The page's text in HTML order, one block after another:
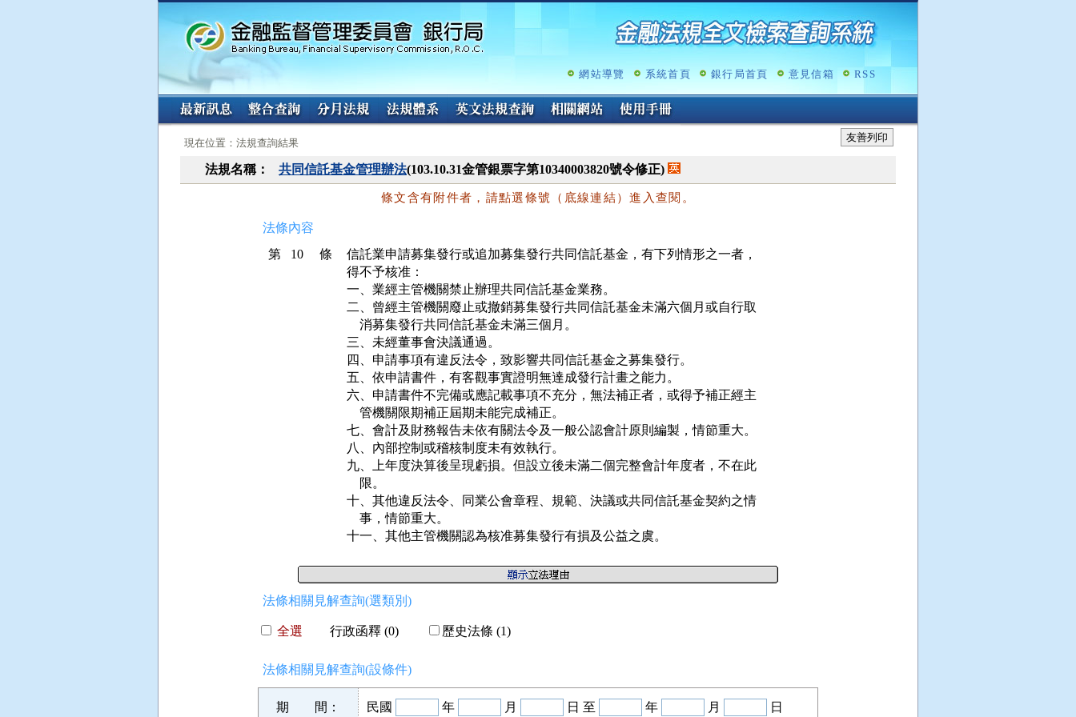
跳
容
網站導覽 系統首頁 銀行局首頁 意見信箱 RSS
:::
現在位置：法規查詢結果 友善列印
法規名稱： 共同信託基金管理辦法(103.10.31金管銀票字第10340003820號令修正)
條文含有附件者，請點選條號（底線連結）進入查閱。
法條內容
第 10 條
信託業申請募集發行或追加募集發行共同信託基金，有下列情形之一者，
得不予核准：
一、業經主管機關禁止辦理共同信託基金業務。
二、曾經主管機關廢止或撤銷募集發行共同信託基金未滿六個月或自行取
    消募集發行共同信託基金未滿三個月。
三、未經董事會決議通過。
四、申請事項有違反法令，致影響共同信託基金之募集發行。
五、依申請書件，有客觀事實證明無達成發行計畫之能力。
六、申請書件不完備或應記載事項不充分，無法補正者，或得予補正經主
    管機關限期補正屆期未能完成補正。
七、會計及財務報告未依有關法令及一般公認會計原則編製，情節重大。
八、內部控制或稽核制度未有效執行。
九、上年度決算後呈現虧損。但設立後未滿二個完整會計年度者，不在此
    限。
十、其他違反法令、同業公會章程、規範、決議或共同信託基金契約之情
    事，情節重大。
十一、其他主管機關認為核准募集發行有損及公益之虞。
法條相關見解查詢(選類別)
全選 行政函釋 (0) 歷史法條 (1)
法條相關見解查詢(設條件)
期 間： 民國 年 月 日 至 年 月 日